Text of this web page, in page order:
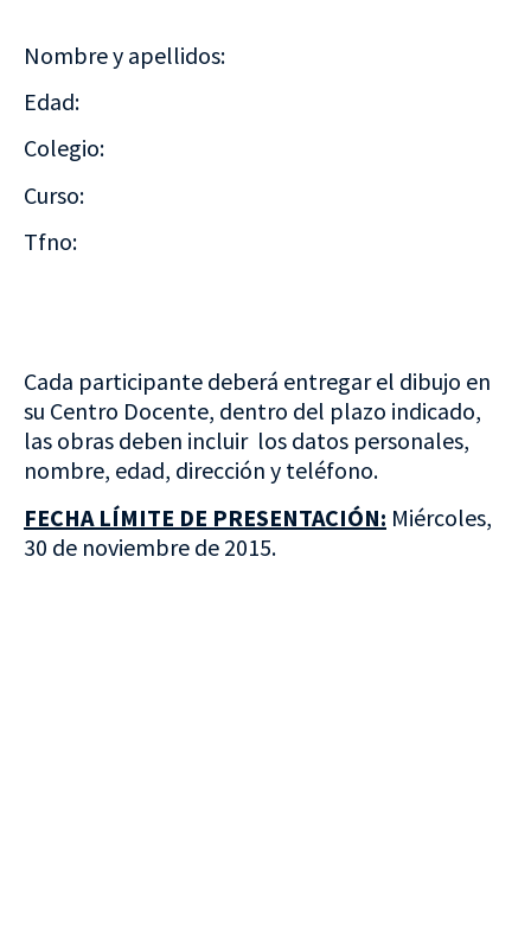
Nombre y apellidos:
Edad:
Colegio:
Curso:
Tfno:
Cada participante deberá entregar el dibujo en
su Centro Docente, dentro del plazo indicado,
las obras deben incluir los datos personales,
nombre, edad, dirección y teléfono.
FECHA LÍMITE DE PRESENTACIÓN: Miércoles,
30 de noviembre de 2015.